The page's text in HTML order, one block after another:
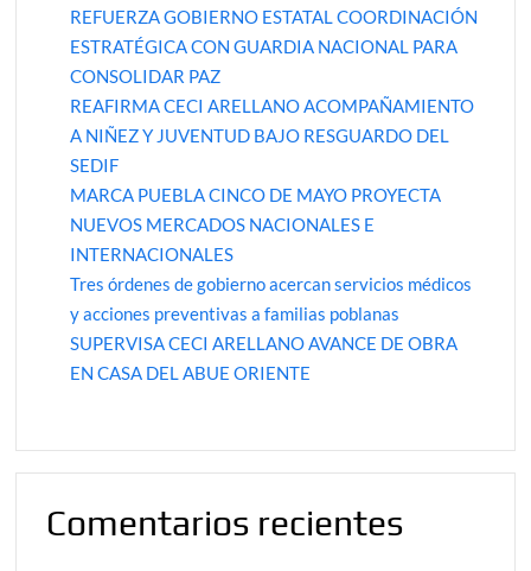
REFUERZA GOBIERNO ESTATAL COORDINACIÓN
ESTRATÉGICA CON GUARDIA NACIONAL PARA
CONSOLIDAR PAZ
REAFIRMA CECI ARELLANO ACOMPAÑAMIENTO
A NIÑEZ Y JUVENTUD BAJO RESGUARDO DEL
SEDIF
MARCA PUEBLA CINCO DE MAYO PROYECTA
NUEVOS MERCADOS NACIONALES E
INTERNACIONALES
Tres órdenes de gobierno acercan servicios médicos
y acciones preventivas a familias poblanas
SUPERVISA CECI ARELLANO AVANCE DE OBRA
EN CASA DEL ABUE ORIENTE
Comentarios recientes